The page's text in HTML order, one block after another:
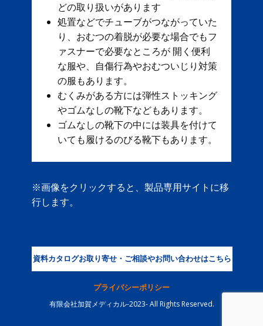
どの取り扱いがあります
処置などでチューブがつながっていた
り、おむつの着脱が必要な場合でもフ
ァスナーで必要なところが 開く便利
な服や、自傷行為やおむついじり対策
の服もあります。
むくみがある方には弾性ストッキング
やゴムなしの靴下などもあります。
ゴムなしの靴下の中には装具を付けて
いても履けるのびる靴下もあります。
※画像をクリックすると、製品専用サイトに移
行します。
資料カタログお取り寄せ・ご相談やお問い合わせはこちら
プライバシーポリシー
有限会社加賀メディカル-2023- All Rights Reserved.